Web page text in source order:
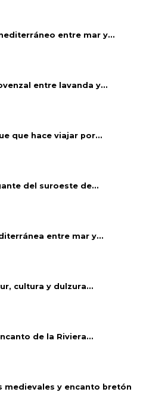
entre mar y...
entre lavanda y...
que hace viajar por...
del suroeste de...
entre mar y...
cultura y dulzura...
de la Riviera...
medievales y encanto bretón